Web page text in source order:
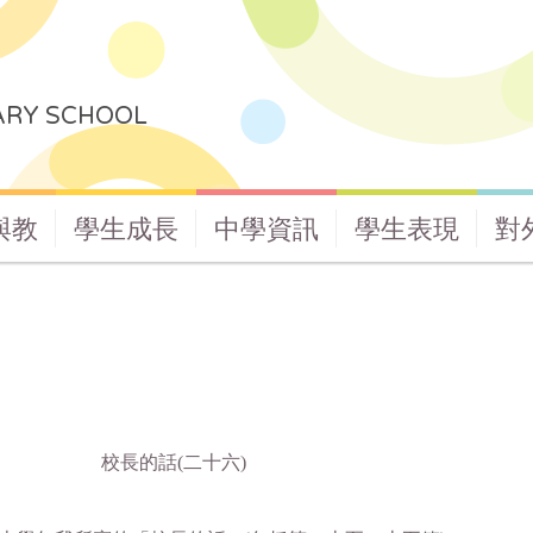
SCHOOL
教 學生成長 中學資訊 學生表現 對
十六)